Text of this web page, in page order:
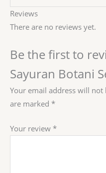
Reviews
There are no reviews yet.
Be the first to
Sayuran Botani
Your email address will not
are marked *
Your review *